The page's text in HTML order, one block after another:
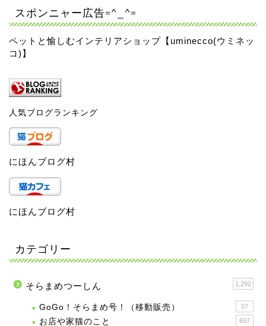
スポンニャー広告=^_^=
ペットと愉しむインテリアショップ【uminecco(ウミネッ
コ)】
人気ブログランキング
にほんブログ村
にほんブログ村
カテゴリー
そらまめつーしん 1,292
GoGo！そらまめ号！（移動販売） 57
お店や家猫のこと 697